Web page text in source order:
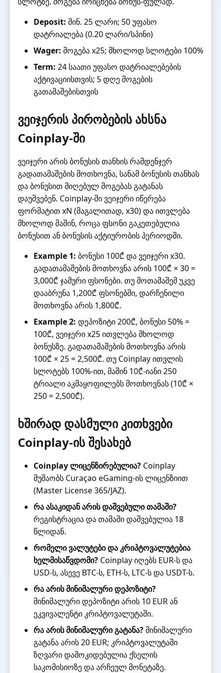
Deposit: მინ. 25 ლარი; 50 უფასო
დატრიალება (0.20 ლარი/სპინი)
Wager: მოგება x25; მხოლოდ სლოტები 100%
Term: 24 საათი უფასო დატრიალებების
აქტივაციისთვის; 5 დღე მოგების
გათამაშებისთვის
ვეიჯერის პირობების ახსნა
Coinplay-ში
ვეიჯერი არის ბონუსის თანხის რამდენჯერ
გადათამაშების მოთხოვნა, სანამ ბონუსის თანხას
და ბონუსით მიღებულ მოგებას გატანას
დაუშვებენ. Coinplay-ში ვეიჯერი იწერება
ფორმატით xN (მაგალითად, x30) და ითვლება
მხოლოდ მაშინ, როცა ფსონი გაკეთებულია
ბონუსით ან ბონუსის აქტიურობის პერიოდში.
Example 1: ბონუსი 100₾ და ვეიჯერი x30.
გადათამაშების მოთხოვნა არის 100₾ × 30 =
3,000₾ ჯამური ფსონები. თუ მოთამაშემ უკვე
დააბრუნა 1,200₾ ფსონებში, დარჩენილი
მოთხოვნა არის 1,800₾.
Example 2: დეპოზიტი 200₾, ბონუსი 50% =
100₾, ვეიჯერი x25 ითვლება მხოლოდ
ბონუსზე. გადათამაშების მოთხოვნა არის
100₾ × 25 = 2,500₾. თუ Coinplay ითვლის
სლოტებს 100%-ით, მაშინ 10₾-იანი 250
ტრიალი აკმაყოფილებს მოთხოვნას (10₾ ×
250 = 2,500₾).
ხშირად დასმული კითხვები
Coinplay-ის შესახებ
Coinplay ლიცენზირებულია? Coinplay
მუშაობს Curaçao eGaming-ის ლიცენზიით
(Master License 365/JAZ).
რა ასაკიდან არის დაშვებული თამაში?
რეგისტრაცია და თამაში დაშვებულია 18
წლიდან.
რომელი ვალუტები და კრიპტოვალუტებია
ხელმისაწვდომი? Coinplay იღებს EUR-ს და
USD-ს, ასევე BTC-ს, ETH-ს, LTC-ს და USDT-ს.
რა არის მინიმალური დეპოზიტი?
მინიმალური დეპოზიტი არის 10 EUR ან
ეკვივალენტი კრიპტოვალუტაში.
რა არის მინიმალური გატანა?მინიმალური
გატანა არის 20 EUR; კრიპტოვალუტაში
ზღვარი დამოკიდებულია ქსელის
საკომისიოზე და არჩეულ მონეტაზე.